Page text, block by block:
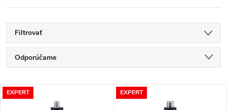
Filtrovať
R
a
Odporúčame
Najdrahšie
V
EXPERT EXPERT